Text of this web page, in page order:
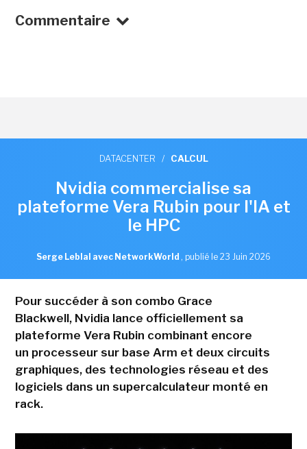
Commentaire
DATACENTER / CALCUL
Nvidia commercialise sa
plateforme Vera Rubin pour l'IA et
le HPC
Serge Leblal avec NetworkWorld , publié le 23 Juin 2026
Pour succéder à son combo Grace
Blackwell, Nvidia lance officiellement sa
plateforme Vera Rubin combinant encore
un processeur sur base Arm et deux circuits
graphiques, des technologies réseau et des
logiciels dans un supercalculateur monté en
rack.